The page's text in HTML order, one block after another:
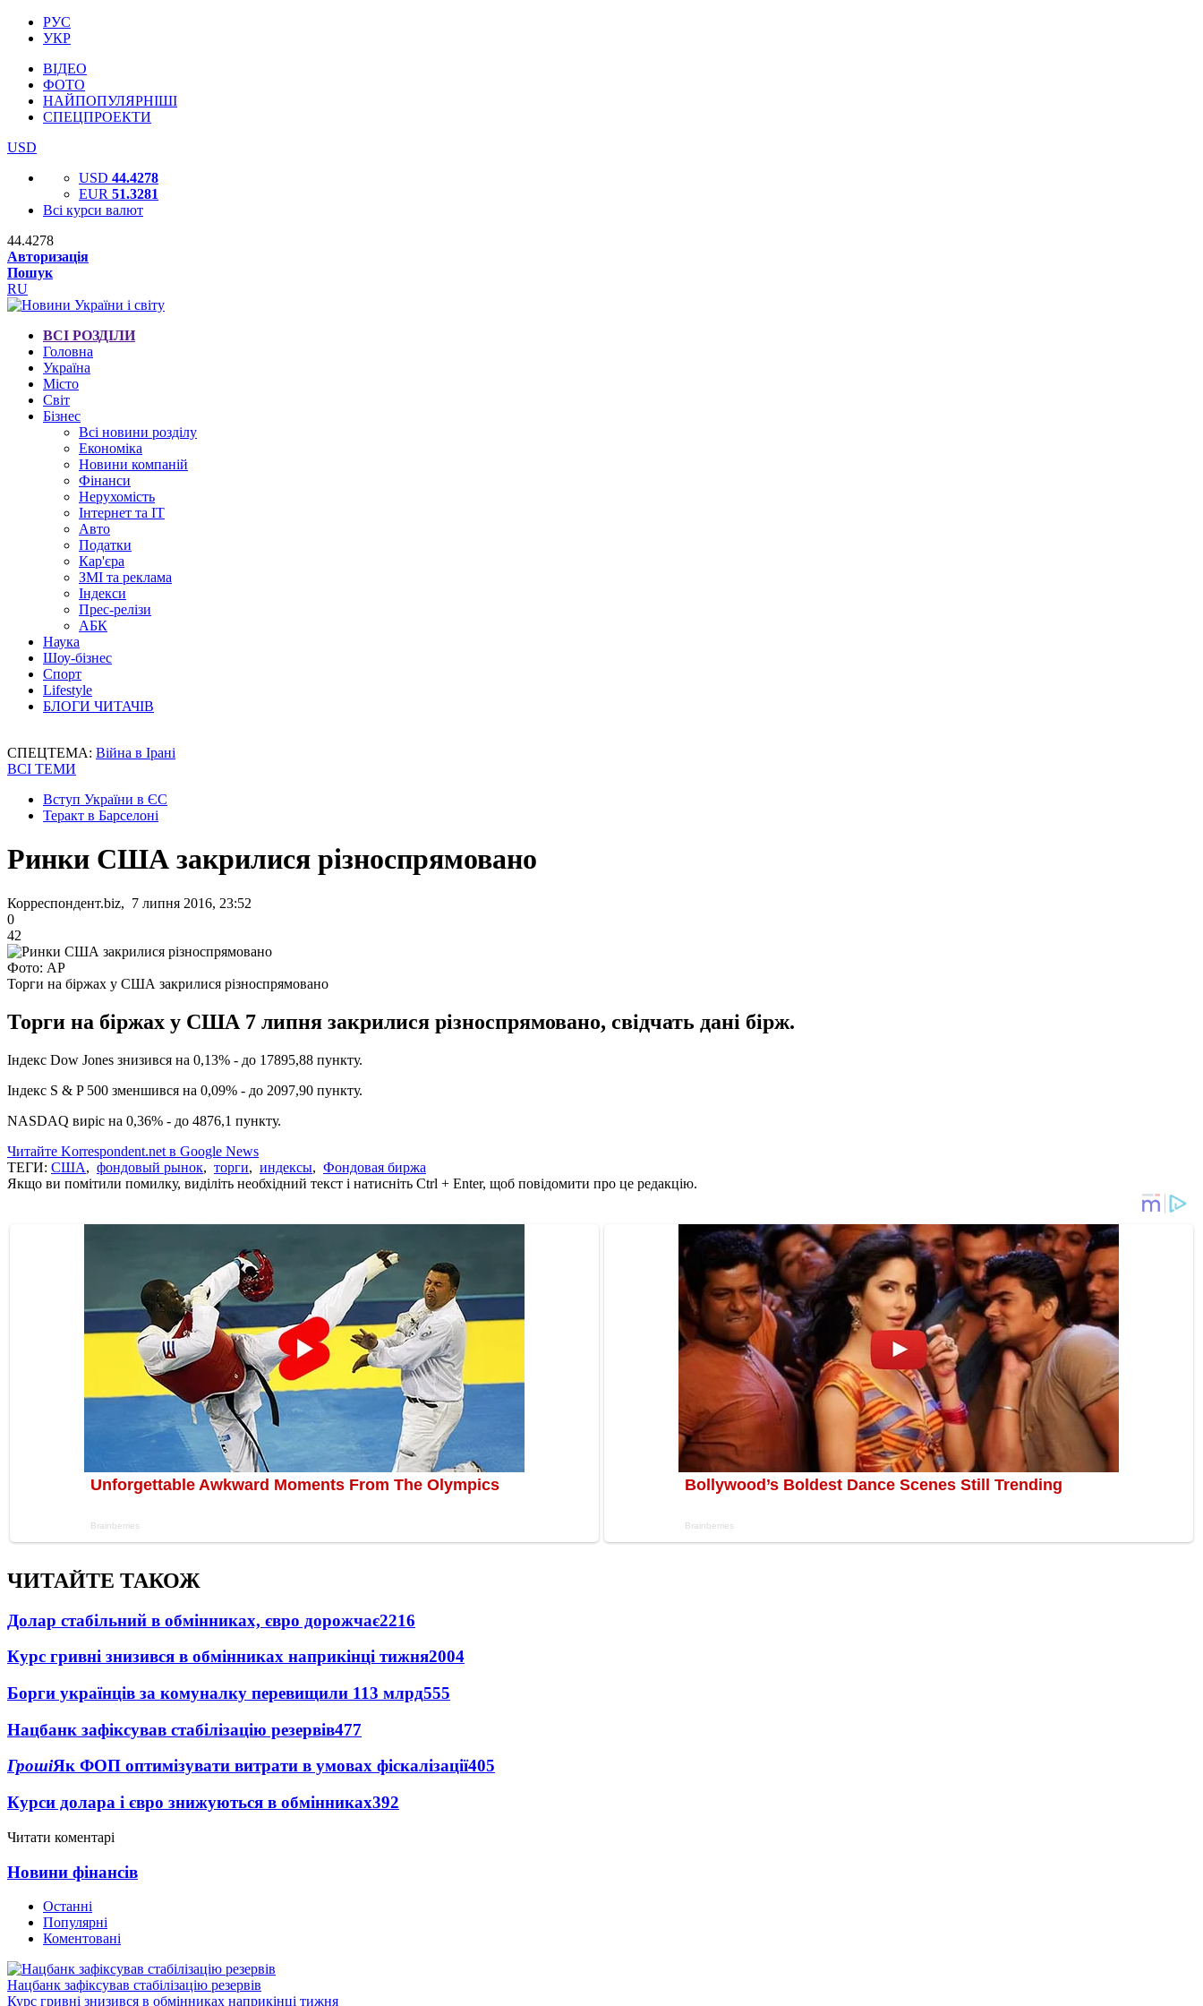
РУС
УКР
ВІДЕО
ФОТО
НАЙПОПУЛЯРНІШІ
СПЕЦПРОЕКТИ
USD
USD 44.4278
EUR 51.3281
Всі курси валют
44.4278
Авторизація
Пошук
RU
ВСІ РОЗДІЛИ
Головна
Україна
Місто
Світ
Бізнес
Всі новини розділу
Економіка
Новини компаній
Фінанси
Нерухомість
Інтернет та IT
Авто
Податки
Кар'єра
ЗМІ та реклама
Індекси
Прес-релізи
АБК
Наука
Шоу-бізнес
Спорт
Lifestyle
БЛОГИ ЧИТАЧІВ
СПЕЦТЕМА: Війна в Ірані
ВСІ ТЕМИ
Вступ України в ЄС
Теракт в Барселоні
Ринки США закрилися різноспрямовано
Корреспондент.biz, 7 липня 2016, 23:52
0
42
Фото: АР
Торги на біржах у США закрилися різноспрямовано
Торги на біржах у США 7 липня закрилися різноспрямовано, свідчать дані бірж.
Індекс Dow Jones знизився на 0,13% - до 17895,88 пункту.
Індекс S & P 500 зменшився на 0,09% - до 2097,90 пункту.
NASDAQ виріс на 0,36% - до 4876,1 пункту.
Читайте Korrespondent.net в Google News
ТЕГИ: США, фондовый рынок, торги, индексы, Фондовая биржа
Якщо ви помітили помилку, виділіть необхідний текст і натисніть Ctrl + Enter, щоб повідомити про це редакцію.
ЧИТАЙТЕ ТАКОЖ
Долар стабільний в обмінниках, євро дорожчає2216
Курс гривні знизився в обмінниках наприкінці тижня2004
Борги українців за комуналку перевищили 113 млрд555
Нацбанк зафіксував стабілізацію резервів477
ГрошіЯк ФОП оптимізувати витрати в умовах фіскалізації405
Курси долара і євро знижуються в обмінниках392
Читати коментарі
Новини фінансів
Останні
Популярні
Коментовані
Нацбанк зафіксував стабілізацію резервів
Курс гривні знизився в обмінниках наприкінці тижня